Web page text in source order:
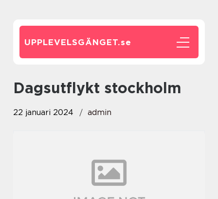
UPPLEVELSGÄNGET.se
Dagsutflykt stockholm
22 januari 2024 admin